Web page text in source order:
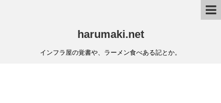
harumaki.net
インフラ屋の覚書や、ラーメン食べある記とか。